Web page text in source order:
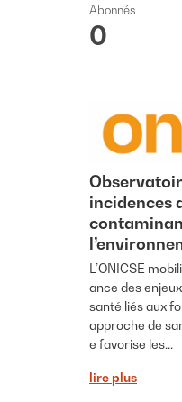
Abonnés
0
incidences
L’ONICSE
ance des
santé liés aux
approche de
e favorise les...
lire plus